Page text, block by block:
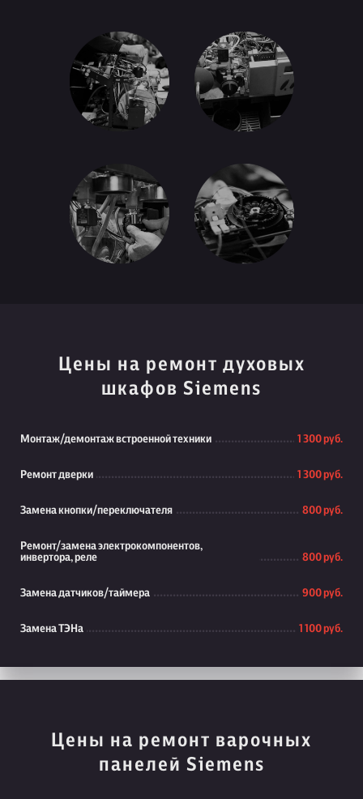
Цены на ремонт духовых
шкафов Siemens
Монтаж/демонтаж встроенной техники 1 300 руб.
Ремонт дверки 1 300 руб.
Замена кнопки/переключателя 800 руб.
Ремонт/замена электрокомпонентов,
инвертора, реле
800 руб.
Замена датчиков/таймера 900 руб.
Замена ТЭНа 1 100 руб.
Цены на ремонт варочных
панелей Siemens